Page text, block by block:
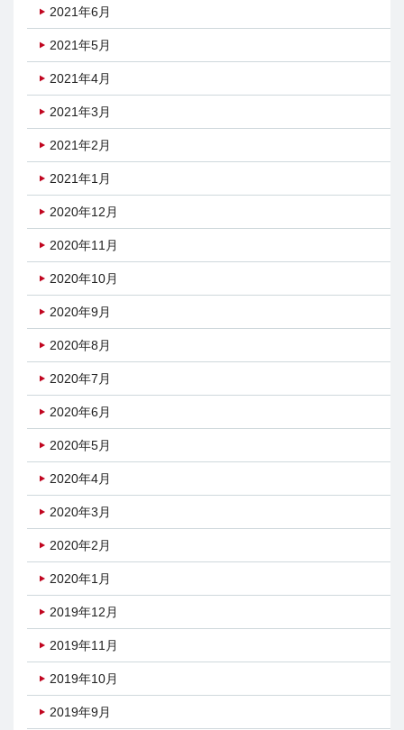
2021年6月
2021年5月
2021年4月
2021年3月
2021年2月
2021年1月
2020年12月
2020年11月
2020年10月
2020年9月
2020年8月
2020年7月
2020年6月
2020年5月
2020年4月
2020年3月
2020年2月
2020年1月
2019年12月
2019年11月
2019年10月
2019年9月